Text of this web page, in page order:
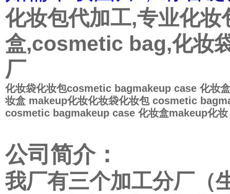
化妆包代加工,专业化
盒,cosmetic bag,化妆
厂
化妆袋化妆包cosmetic bagmakeup case 化妆盒
妆盒 makeup化妆化妆袋化妆包 cosmetic bag
cosmetic bagmakeup case 化妆盒makeup化妆
公司简介：
我厂有三个加工分厂（